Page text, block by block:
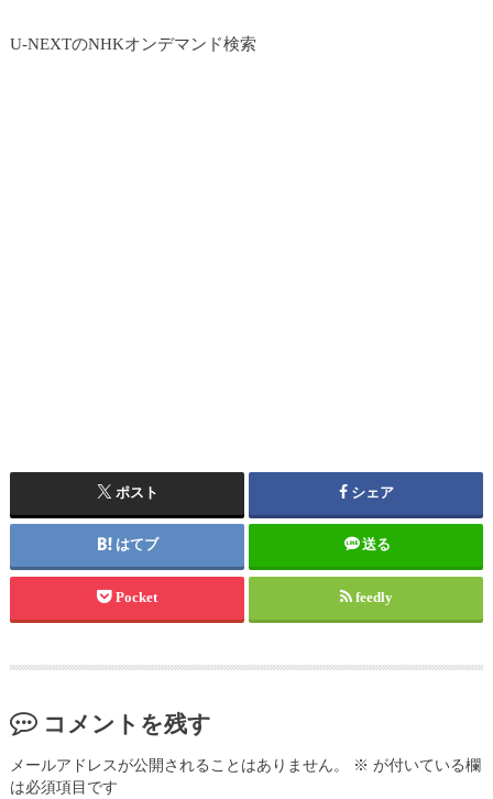
U-NEXTのNHKオンデマンド検索
ポスト シェア
はてブ 送る
Pocket feedly
コメントを残す
メールアドレスが公開されることはありません。 ※ が付いている欄
は必須項目です